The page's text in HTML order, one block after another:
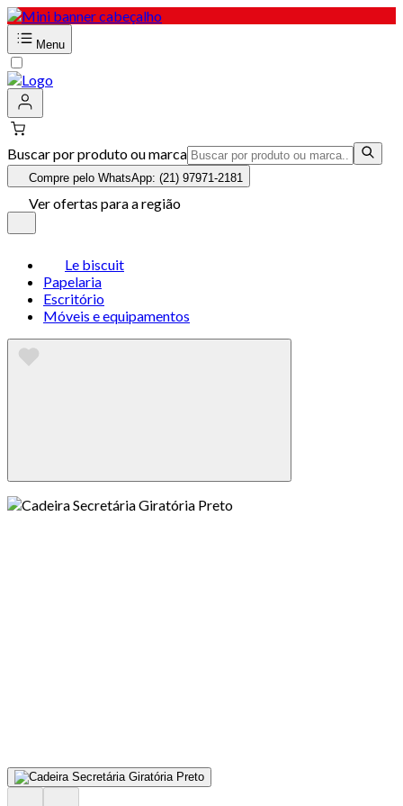
Menu
Buscar por produto ou marca
Compre pelo WhatsApp: (21) 97971-2181
Ver ofertas para a região
Le biscuit
Papelaria
Escritório
Móveis e equipamentos